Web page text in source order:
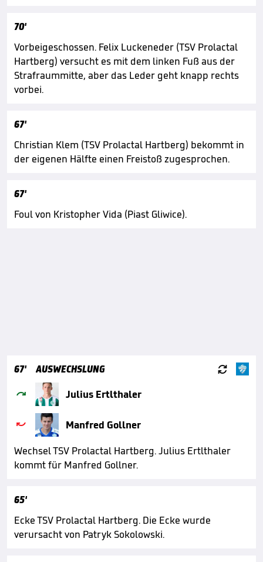
70'
Vorbeigeschossen. Felix Luckeneder (TSV Prolactal
Hartberg) versucht es mit dem linken Fuß aus der
Strafraummitte, aber das Leder geht knapp rechts
vorbei.
67'
Christian Klem (TSV Prolactal Hartberg) bekommt in
der eigenen Hälfte einen Freistoß zugesprochen.
67'
Foul von Kristopher Vida (Piast Gliwice).
67' AUSWECHSLUNG 
 Julius Ertlthaler

Manfred Gollner
Wechsel TSV Prolactal Hartberg. Julius Ertlthaler
kommt für Manfred Gollner.
65'
Ecke TSV Prolactal Hartberg. Die Ecke wurde
verursacht von Patryk Sokolowski.